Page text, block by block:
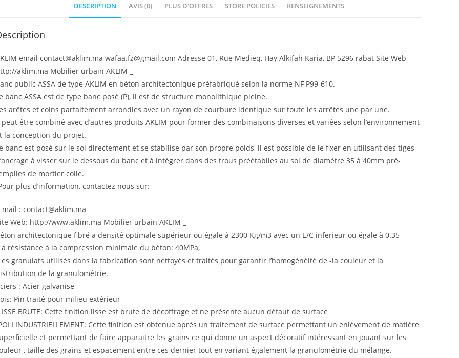
DESCRIPTION AVIS (0) PLUS D'OFFRES STORE POLICIES RENSEIGNEMENTS
email contact@aklim.ma wafaa.fz@gmail.com Adresse 01, Rue Medieq, Hay Alkifah Karia, BP 5296 rabat Site Web
aklim.ma Mobilier urbain AKLIM _
public ASSA de type AKLIM en béton architectonique préfabriqué selon la norme NF P99-610.
banc ASSA est de type banc posé (P), il est de structure monolithique pleine.
arêtes et coins parfaitement arrondies avec un rayon de courbure identique sur toute les arrêtes une par une.
être combiné avec d’autres produits AKLIM pour former des combinaisons diverses et variées selon l’environnement
la conception du projet.
banc est posé sur le sol directement et se stabilise par son propre poids, il est possible de le fixer en utilisant des tiges
à visser sur le dessous du banc et à intégrer dans des trous préétablies au sol de diamètre 35 à 40mm pré-
de mortier colle.
plus d’information, contactez nous sur:
mail : contact@aklim.ma
Web: http://www.aklim.ma Mobilier urbain AKLIM _
architectonique fibré a densité optimale supérieur ou égale à 2300 Kg/m3 avec un E/C inferieur ou égale à 0.35
résistance à la compression minimale du béton: 40MPa,
granulats utilisés dans la fabrication sont nettoyés et traités pour garantir l’homogénéité de -la couleur et la
de la granulométrie.
: Acier galvanise
Pin traité pour milieu extérieur
BRUTE: Cette finition lisse est brute de décoffrage et ne présente aucun défaut de surface
INDUSTRIELLEMENT: Cette finition est obtenue après un traitement de surface permettant un enlèvement de matière
et permettant de faire apparaitre les grains ce qui donne un aspect décoratif intéressant en jouant sur les
, taille des grains et espacement entre ces dernier tout en variant également la granulométrie du mélange.